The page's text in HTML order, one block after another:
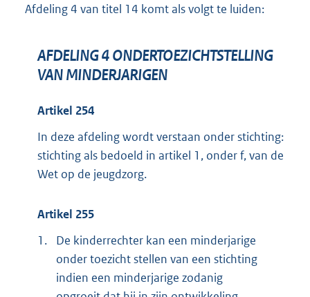
Afdeling 4 van titel 14 komt als volgt te luiden:
AFDELING 4 ONDERTOEZICHTSTELLING
VAN MINDERJARIGEN
Artikel 254
In deze afdeling wordt verstaan onder stichting:
stichting als bedoeld in artikel 1, onder f, van de
Wet op de jeugdzorg.
Artikel 255
1.
De kinderrechter kan een minderjarige
onder toezicht stellen van een stichting
indien een minderjarige zodanig